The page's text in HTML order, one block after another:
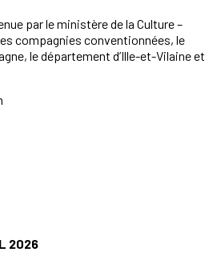
par le ministère de la Culture –
compagnies conventionnées, le
le département d’Ille-et-Vilaine et
2026